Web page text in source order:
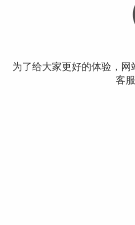
为了给大家更好的体验，
客